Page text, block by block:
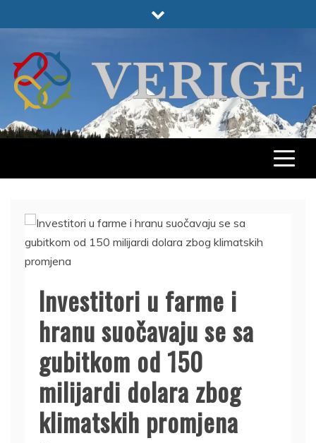
to
VERIGE
ODABRANO
Investitori u farme i
hranu suočavaju se sa
gubitkom od 150
milijardi dolara zbog
klimatskih promjena